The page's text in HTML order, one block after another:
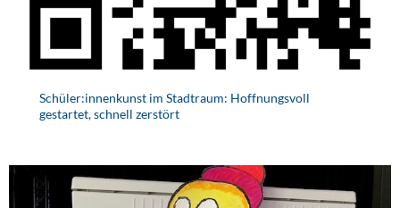
Schüler:innenkunst im Stadtraum: Hoffnungsvoll
gestartet, schnell zerstört